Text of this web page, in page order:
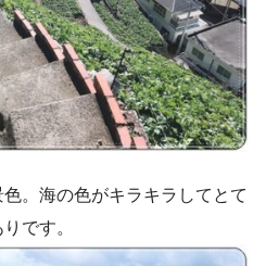
。海の色がキラキラしてとて
です。